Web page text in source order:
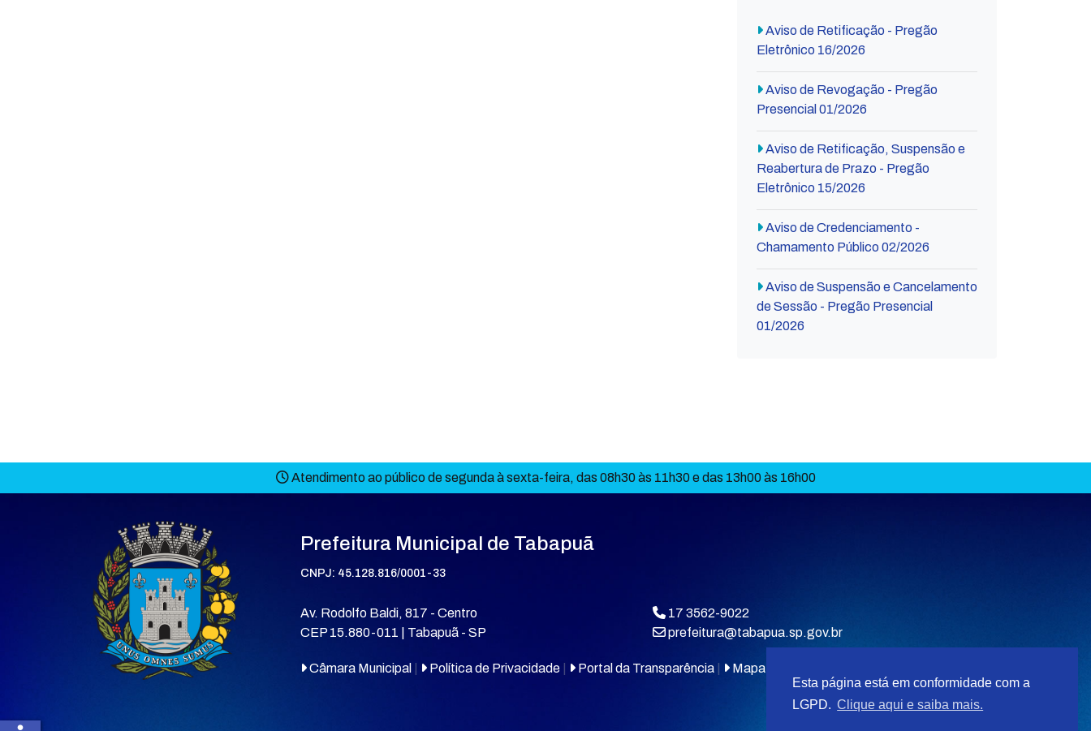
Esta página está em conformidade com a
LGPD. Clique aqui e saiba mais.
Aviso de Retificação - Pregão
Eletrônico 16/2026
Aviso de Revogação - Pregão
Presencial 01/2026
Aviso de Retificação, Suspensão e
Reabertura de Prazo - Pregão
Eletrônico 15/2026
Aviso de Credenciamento -
Chamamento Público 02/2026
Aviso de Suspensão e Cancelamento
de Sessão - Pregão Presencial
01/2026
Atendimento ao público de segunda à sexta-feira, das 08h30 às 11h30 e das 13h00 às 16h00
Prefeitura Municipal de Tabapuã
CNPJ: 45.128.816/0001-33
Av. Rodolfo Baldi, 817 - Centro
CEP 15.880-011 | Tabapuã - SP
17 3562-9022
prefeitura@tabapua.sp.gov.br
Câmara Municipal Política de Privacidade Portal da Transparência Mapa do site